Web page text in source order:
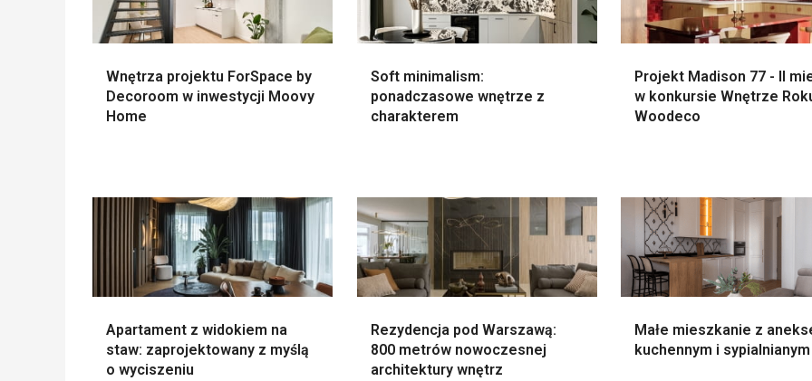
Wnętrza projektu ForSpace by
Decoroom w inwestycji Moovy
Home
Soft minimalism:
ponadczasowe wnętrze z
charakterem
Projekt Madison 77 - II
w konkursie Wnętrze
Woodeco
Apartament z widokiem na
staw: zaprojektowany z myślą
o wyciszeniu
Rezydencja pod Warszawą:
800 metrów nowoczesnej
architektury wnętrz
Małe mieszkanie z
kuchennym i sypialnianym